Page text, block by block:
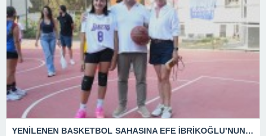
YENİLENEN BASKETBOL SAHASINA EFE İBRİKOĞLU’NUN ADI VERİLDİ